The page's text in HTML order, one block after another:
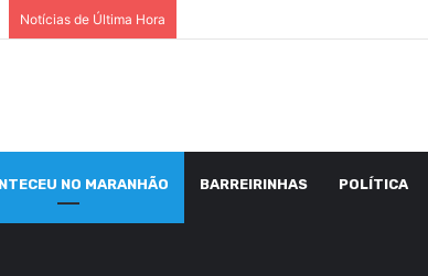
Notícias de Última Hora
NO MARANHÃO BARREIRINHAS POLÍTICA